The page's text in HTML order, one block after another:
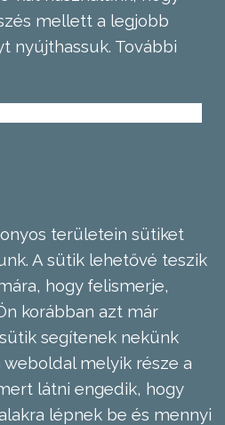
mellett a legjobb
nyújthassuk. További
területein sütiket
A sütik lehetővé teszik
hogy felismerje,
korábban azt már
segítenek nekünk
melyik része a
látni engedik, hogy
lépnek be és mennyi